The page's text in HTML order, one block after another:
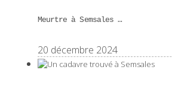
Meurtre à Semsales …
20 décembre 2024